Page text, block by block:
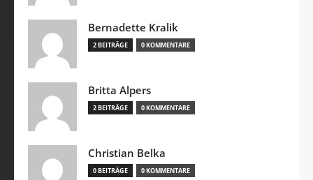
Bernadette Kralik
2 BEITRÄGE 0 KOMMENTARE
Britta Alpers
2 BEITRÄGE 0 KOMMENTARE
Christian Belka
0 BEITRÄGE 0 KOMMENTARE